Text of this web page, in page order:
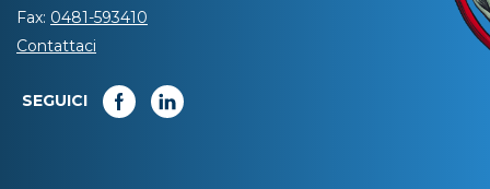
Fax: 0481-593410
Contattaci
SEGUICI